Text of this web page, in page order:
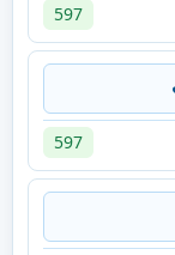
597
597